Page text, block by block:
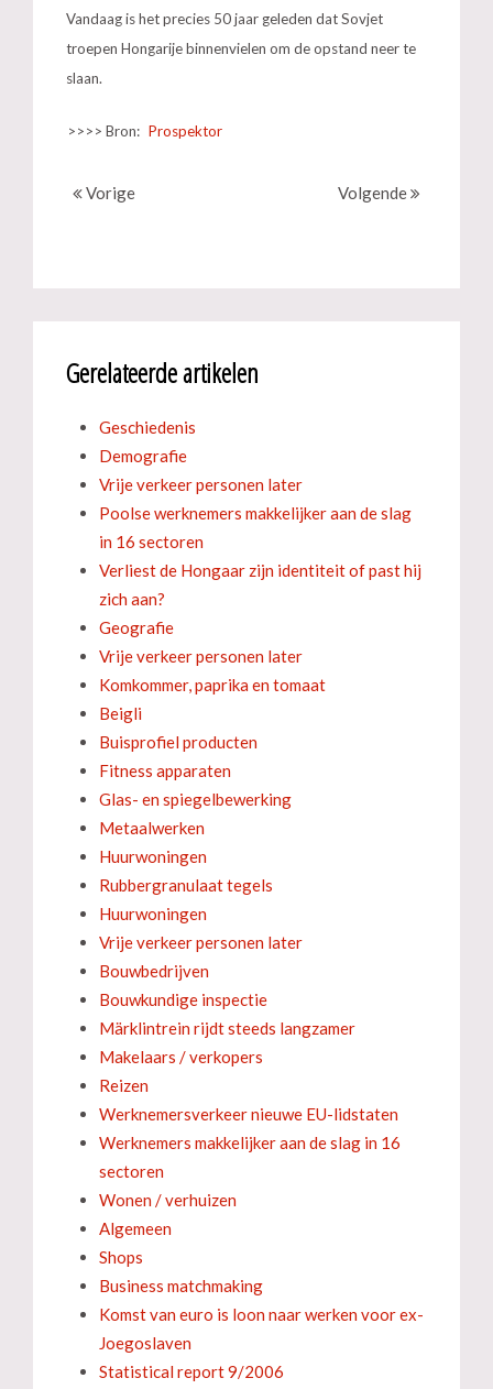
Vandaag is het precies 50 jaar geleden dat Sovjet
troepen Hongarije binnenvielen om de opstand neer te
slaan.
>>>> Bron: Prospektor
Vorige Volgende
Gerelateerde artikelen
Geschiedenis
Demografie
Vrije verkeer personen later
Poolse werknemers makkelijker aan de slag
in 16 sectoren
Verliest de Hongaar zijn identiteit of past hij
zich aan?
Geografie
Vrije verkeer personen later
Komkommer, paprika en tomaat
Beigli
Buisprofiel producten
Fitness apparaten
Glas- en spiegelbewerking
Metaalwerken
Huurwoningen
Rubbergranulaat tegels
Huurwoningen
Vrije verkeer personen later
Bouwbedrijven
Bouwkundige inspectie
Märklintrein rijdt steeds langzamer
Makelaars / verkopers
Reizen
Werknemersverkeer nieuwe EU-lidstaten
Werknemers makkelijker aan de slag in 16
sectoren
Wonen / verhuizen
Algemeen
Shops
Business matchmaking
Komst van euro is loon naar werken voor ex-
Joegoslaven
Statistical report 9/2006